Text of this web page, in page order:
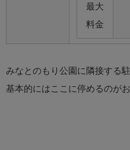
最大
料金
みなとのもり公園に隣接する駐
基本的にはここに停めるのが